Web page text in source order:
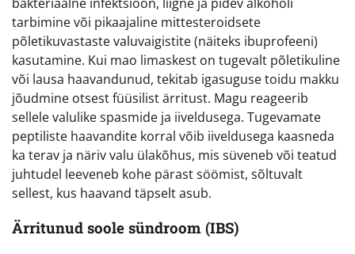
tarbimine või pikaajaline mittesteroidsete
põletikuvastaste valuvaigistite (näiteks ibuprofeeni)
kasutamine. Kui mao limaskest on tugevalt põletikuline
või lausa haavandunud, tekitab igasuguse toidu makku
jõudmine otsest füüsilist ärritust. Magu reageerib
sellele valulike spasmide ja iiveldusega. Tugevamate
peptiliste haavandite korral võib iiveldusega kaasneda
ka terav ja näriv valu ülakõhus, mis süveneb või teatud
juhtudel leeveneb kohe pärast söömist, sõltuvalt
sellest, kus haavand täpselt asub.
Ärritunud soole sündroom (IBS)